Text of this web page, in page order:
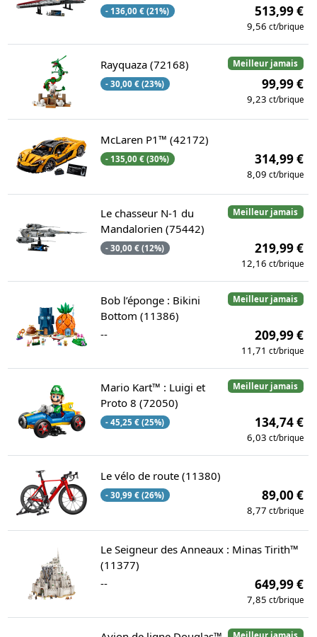
- 136,00 € (21%) 513,99 €
9,56 ct/brique
Meilleur jamais
Rayquaza (72168)
- 30,00 € (23%) 99,99 €
9,23 ct/brique
McLaren P1™ (42172)
- 135,00 € (30%) 314,99 €
8,09 ct/brique
Meilleur jamais
Le chasseur N-1 du
Mandalorien (75442)
- 30,00 € (12%) 219,99 €
12,16 ct/brique
Meilleur jamais
Bob l’éponge : Bikini
Bottom (11386)
--
209,99 €
11,71 ct/brique
Meilleur jamais
Mario Kart™ : Luigi et
Proto 8 (72050)
- 45,25 € (25%) 134,74 €
6,03 ct/brique
Le vélo de route (11380)
- 30,99 € (26%) 89,00 €
8,77 ct/brique
Le Seigneur des Anneaux : Minas Tirith™
(11377)
--
649,99 €
7,85 ct/brique